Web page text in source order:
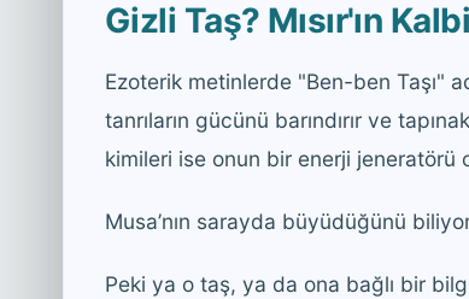
Gizli Taş? Mısır'ın
Ezoterik metinlerde "Ben-ben Taşı"
tanrıların gücünü barındırır ve
kimileri ise onun bir enerji jeneratörü
Musa’nın sarayda büyüdüğünü
Peki ya o taş, ya da ona bağlı bir